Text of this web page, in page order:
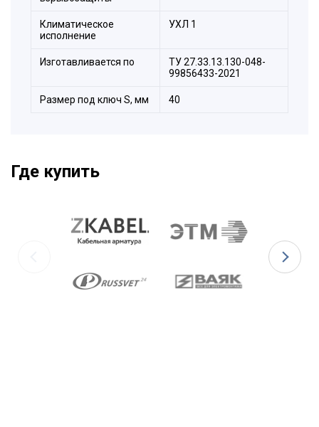
Климатическое
исполнение
УХЛ 1
Изготавливается по
ТУ 27.33.13.130-048-
99856433-2021
Размер под ключ S, мм 40
Где купить